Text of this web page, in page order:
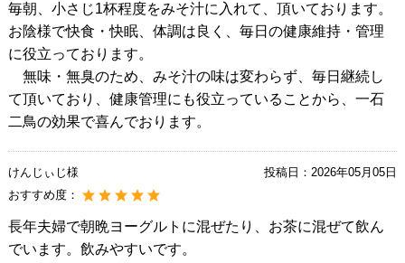
毎朝、小さじ1杯程度をみそ汁に入れて、頂いております。
お陰様で快食・快眠、体調は良く、毎日の健康維持・管理
に役立っております。
無味・無臭のため、みそ汁の味は変わらず、毎日継続し
て頂いており、健康管理にも役立っていることから、一石
二鳥の効果で喜んでおります。
けんじぃじ様 投稿日： 2026年05月05日
おすすめ度：
長年夫婦で朝晩ヨーグルトに混ぜたり、お茶に混ぜて飲ん
でいます。飲みやすいです。